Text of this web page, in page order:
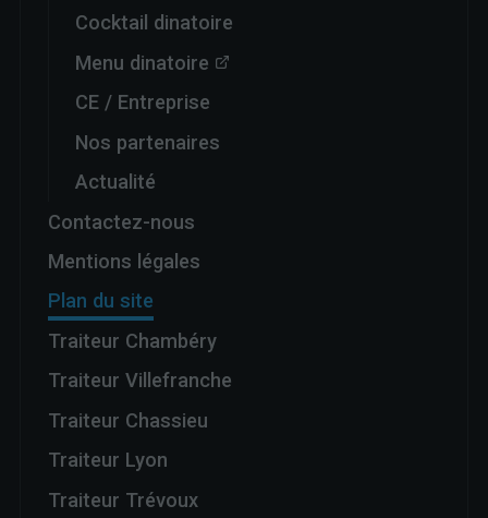
Cocktail dinatoire
Menu dinatoire
CE / Entreprise
Nos partenaires
Actualité
Contactez-nous
Mentions légales
Plan du site
Traiteur Chambéry
Traiteur Villefranche
Traiteur Chassieu
Traiteur Lyon
Traiteur Trévoux